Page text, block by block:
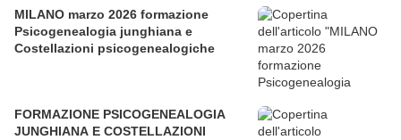
MILANO marzo 2026 formazione
Psicogenealogia junghiana e
Costellazioni psicogenealogiche
FORMAZIONE PSICOGENEALOGIA
JUNGHIANA E COSTELLAZIONI